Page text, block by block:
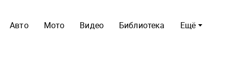
Ещё
Авто Мото Видео Библиотека